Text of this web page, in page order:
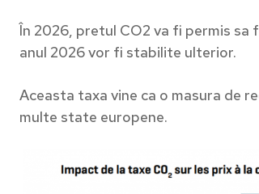
În 2026, pretul CO2 va fi permis
anul 2026 vor fi stabilite ulterior.
Aceasta taxa vine ca o masura de
multe state europene.